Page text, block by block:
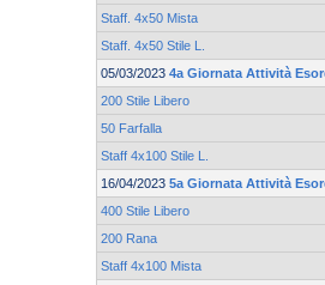
Staff. 4x50 Mista
Staff. 4x50 Stile L.
05/03/2023 4a Giornata Attività
200 Stile Libero
50 Farfalla
Staff 4x100 Stile L.
16/04/2023 5a Giornata Attività
400 Stile Libero
200 Rana
Staff 4x100 Mista